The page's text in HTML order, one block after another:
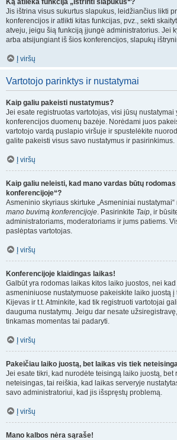
Ką atlieka funkcija „Ištrinti slapukus“?
Jis ištrina visus sukurtus slapukus, leidžiančius likti
konferencijos ir atlikti kitas funkcijas, pvz., sekti
atveju, jeigu šią funkciją įjungė administratorius. Jei
arba atsijungiant iš šios konferencijos, slapukų
Į viršų
Vartotojo parinktys ir nustatymai
Kaip galiu pakeisti nustatymus?
Jei esate registruotas vartotojas, visi jūsų nustatymai
konferencijos duomenų bazėje. Norėdami juos
vartotojo vardą puslapio viršuje ir spustelėkite
galite pakeisti visus savo nustatymus ir pasirinkimus.
Į viršų
Kaip galiu neleisti, kad mano vardas būtų
konferencijoje“?
Asmeninio skyriaus skirtuke „Asmeniniai nustatymai“
mano buvimą konferencijoje. Pasirinkite Taip, ir
administratoriams, moderatoriams ir jums patiems.
paslėptas vartotojas.
Į viršų
Konferencijoje klaidingas laikas!
Galbūt yra rodomas laikas kitos laiko juostos, nei
asmeniniuose nustatymuose pakeiskite laiko juostą
Kijevas ir t.t. Atminkite, kad tik registruoti vartotojai
dauguma nustatymų. Jeigu dar nesate
tinkamas momentas tai padaryti.
Į viršų
Pakeičiau laiko juostą, bet laikas vis tiek
Jei esate tikri, kad nurodėte teisingą laiko juostą, bet
neteisingas, tai reiškia, kad laikas serveryje
savo administratoriui, kad jis išspręstų problemą.
Į viršų
Mano kalbos nėra sąraše!